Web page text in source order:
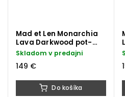
Mad et Len Monarchia
Lava Darkwood pot-
pourri difuzér 12 cm
Skladom v predajni
149 €
Do košíka